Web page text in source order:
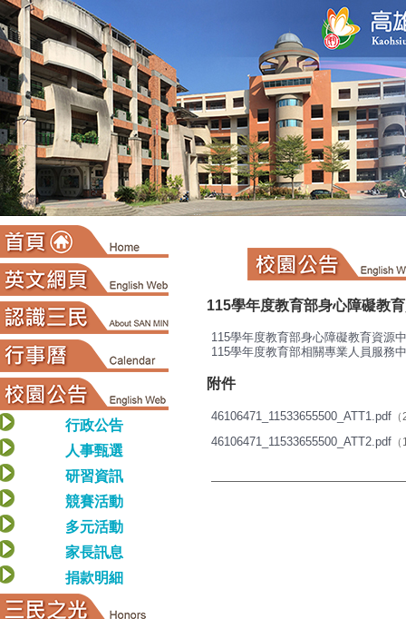
行政公告
人事甄選
研習資訊
競賽活動
多元活動
家長訊息
捐款明細
:::
115學年度教育部身心障礙教
115學年度教育部身心障礙教育資源
115學年度教育部相關專業人員服務
附件
46106471_11533655500_ATT1.pdf
46106471_11533655500_ATT2.pdf